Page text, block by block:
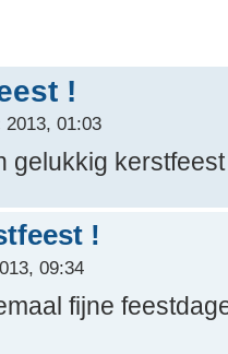
!
2013, 01:03
gelukkig
!
09:34
fijne